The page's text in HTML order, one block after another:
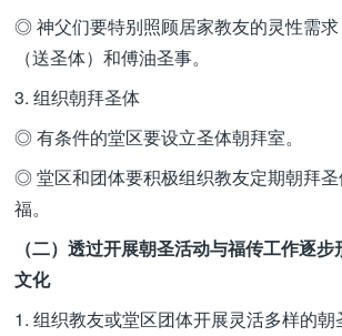
◎ 神父们要特别照顾居家教友的灵性需
（送圣体）和傅油圣事。
3. 组织朝拜圣体
◎ 有条件的堂区要设立圣体朝拜室。
◎ 堂区和团体要积极组织教友定期朝拜
福。
（二）透过开展朝圣活动与福传工作逐
文化
1. 组织教友或堂区团体开展灵活多样的